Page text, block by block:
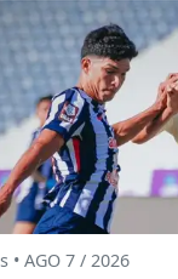
• AGO 7 / 2026